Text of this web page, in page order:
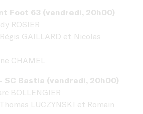
Foot 63 (vendredi, 20h00)
ROSIER
GAILLARD et Nicolas
CHAMEL
SC Bastia (vendredi, 20h00)
BOLLENGIER
LUCZYNSKI et Romain